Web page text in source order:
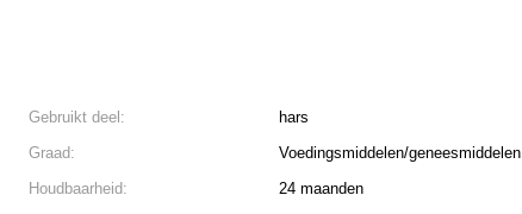
Gebruikt deel:
hars
Graad:
Voedingsmiddelen/geneesmiddelen
Houdbaarheid:
24 maanden